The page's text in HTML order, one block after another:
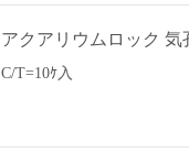
アクアリウムロック 気
C/T=10ｹ入